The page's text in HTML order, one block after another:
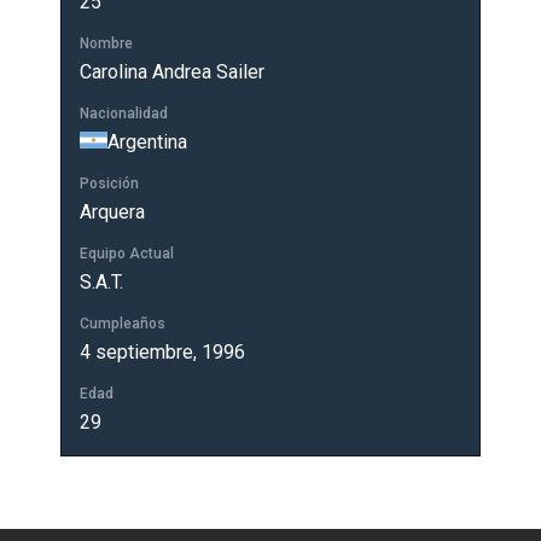
Nombre
Carolina Andrea Sailer
Nacionalidad
Argentina
Posición
Arquera
Equipo Actual
S.A.T.
Cumpleaños
4 septiembre, 1996
Edad
29